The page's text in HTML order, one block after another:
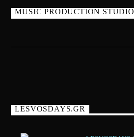
MUSIC PRODUCTION STUDIO
LESVOSDAYS.GR